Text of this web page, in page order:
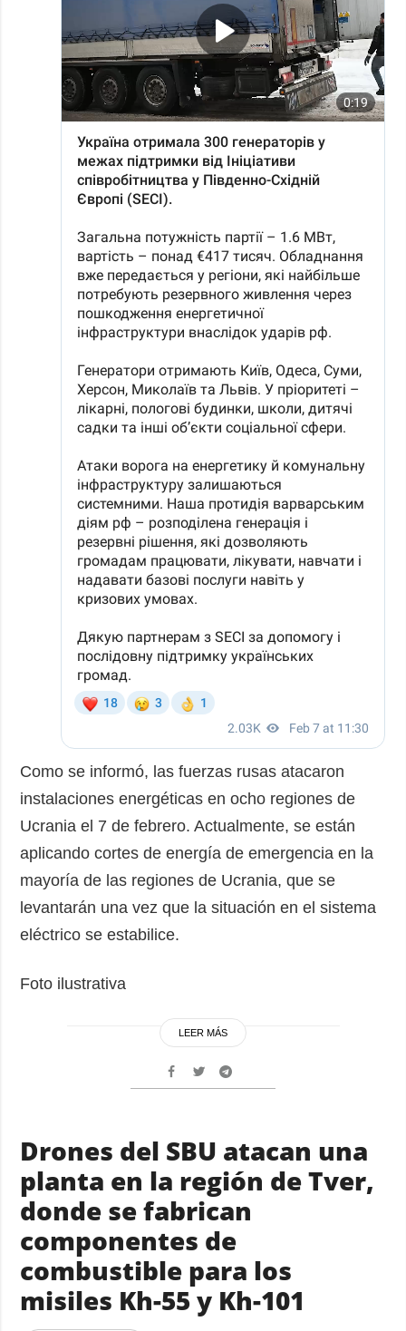
Como se informó, las fuerzas rusas atacaron
instalaciones energéticas en ocho regiones de
Ucrania el 7 de febrero. Actualmente, se están
aplicando cortes de energía de emergencia en la
mayoría de las regiones de Ucrania, que se
levantarán una vez que la situación en el sistema
eléctrico se estabilice.
Foto ilustrativa
LEER MÁS
Drones del SBU atacan una
planta en la región de Tver,
donde se fabrican
componentes de
combustible para los
misiles Kh-55 y Kh-101